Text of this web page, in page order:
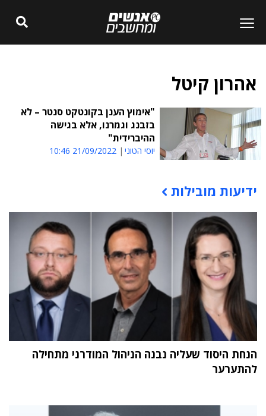
אהרון קיטל
"אימוץ הענן בקונטקט סנטר – לא
בזבנג וגמרנו, אלא בגישה
ההיברידית"
יוסי הטוני 21/09/2022 10:46
תוכן פרסומי
ידיעות מובילות
הנחת היסוד שעליה נבנה הניהול המודרני מתחילה
להתערער